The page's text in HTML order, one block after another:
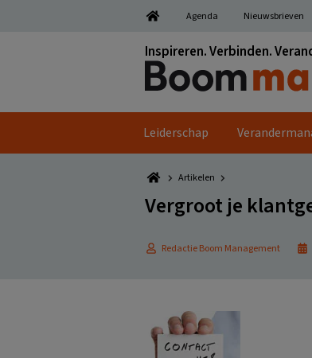
Agenda Nieuwsbrieven
Inspireren. Verbinden.
Leiderschap
Artikelen
Vergroot je
Redactie Boom Management